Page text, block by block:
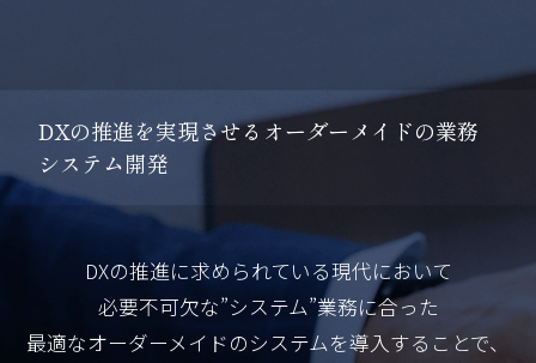
DXの推進を実現させるオーダーメ イ ドの業務
シス テ ム開発
DXの推進に求められている現代において
必要不可欠な”システム”業務に合った
最適なオーダーメイドのシステムを導入することで、